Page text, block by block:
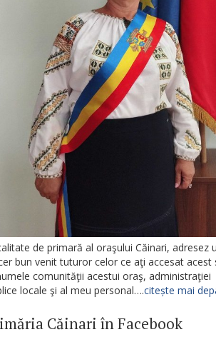
de primară al oraşului Căinari, adresez
bun venit tuturor celor ce aţi accesat acest
comunităţii acestui oraş, administraţiei
locale şi al meu personal….citește mai
Căinari în Facebook